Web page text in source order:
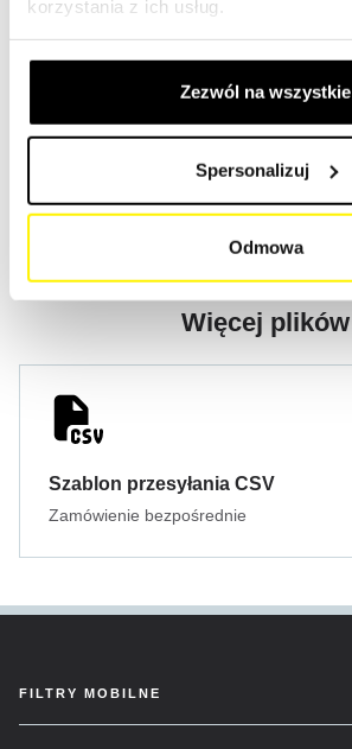
korzystania z ich usług.
Zezwól na wszystkie
Spersonalizuj
Odmowa
Certyfikat
Więcej plików
Szablon przesyłania CSV
Zamówienie bezpośrednie
FILTRY MOBILNE